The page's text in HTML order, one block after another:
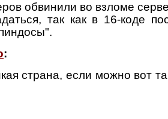
обвинили во взломе
так как в 16-коде
:
страна, если можно вот